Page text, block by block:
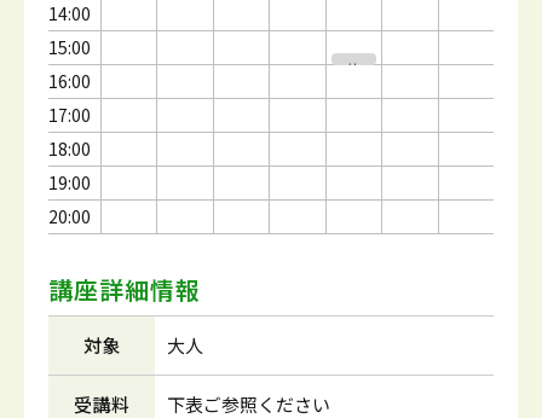
14:00
15:00
16:00
17:00
18:00
19:00
20:00
休
講
講座詳細情報
対象 大人
受講料 下表ご参照ください